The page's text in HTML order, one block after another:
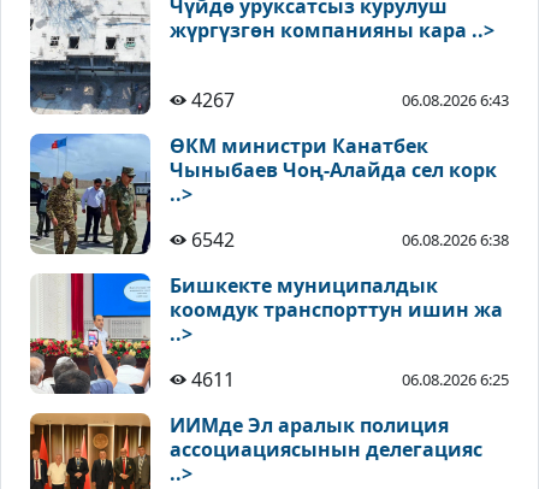
Чүйдө уруксатсыз курулуш
жүргүзгөн компанияны кара ..>
4267 06.08.2026 6:43
ӨКМ министри Канатбек
Чыныбаев Чоң-Алайда сел корк
..>
6542
06.08.2026 6:38
Бишкекте муниципалдык
коомдук транспорттун ишин жа
..>
4611
06.08.2026 6:25
ИИМде Эл аралык полиция
ассоциациясынын делегацияс
..>